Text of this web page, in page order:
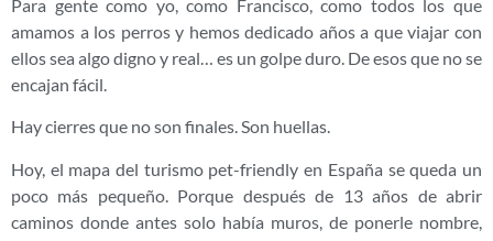
Para gente como yo, como Francisco, como todos los que
amamos a los perros y hemos dedicado años a que viajar con
ellos sea algo digno y real… es un golpe duro. De esos que no se
encajan fácil.
Hay cierres que no son finales. Son huellas.
Hoy, el mapa del turismo pet-friendly en España se queda un
poco más pequeño. Porque después de 13 años de abrir
caminos donde antes solo había muros, de ponerle nombre,